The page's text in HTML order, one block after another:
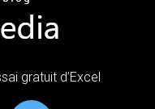
gratuit d’Excel